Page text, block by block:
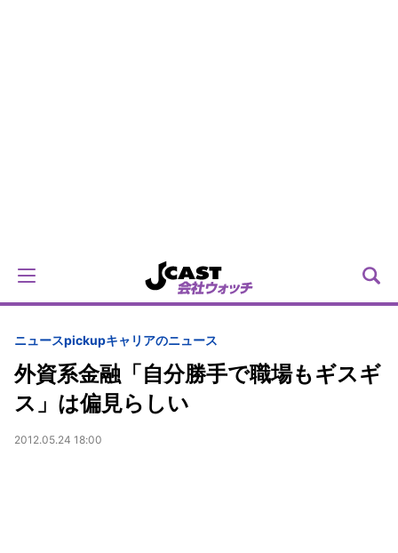
ニュースpickupキャリアのニュース
外資系金融「自分勝手で職場もギスギ
ス」は偏見らしい
2012.05.24 18:00